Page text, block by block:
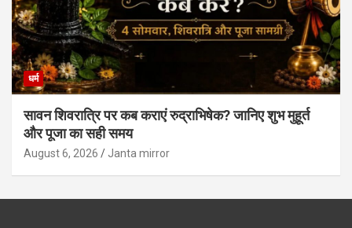
धर्म
सावन शिवरात्रि पर कब कराएं रुद्राभिषेक? जानिए शुभ मुहूर्त
और पूजा का सही समय
August 6, 2026 Janta mirror